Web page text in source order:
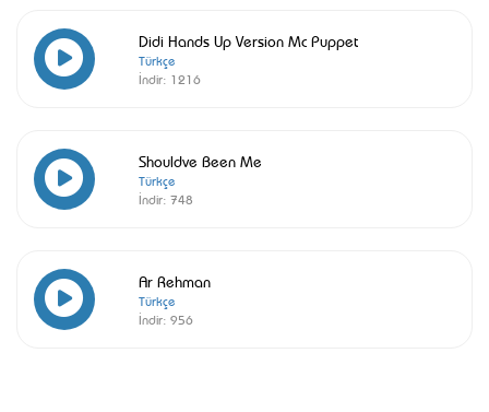
Didi Hands Up Version Mc Puppet
Türkçe
İndir: 1216
Shouldve Been Me
Türkçe
İndir: 748
Ar Rehman
Türkçe
İndir: 956